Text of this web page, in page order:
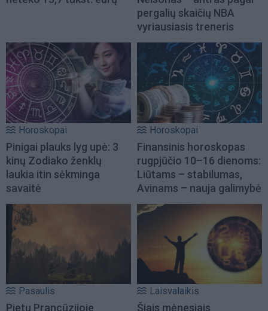
pergalių skaičių NBA
vyriausiasis treneris
Horoskopai
Pinigai plauks lyg upė: 3
kinų Zodiako ženklų
laukia itin sėkminga
savaitė
Horoskopai
Finansinis horoskopas
rugpjūčio 10–16 dienoms:
Liūtams – stabilumas,
Avinams – nauja galimybė
Pasaulis
Pietų Prancūzijoje
Laisvalaikis
Šiais mėnesiais